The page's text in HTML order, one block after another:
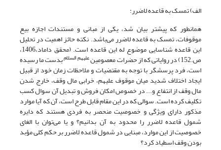
الف) تمسک به قاعده لاضرر:
همانطور که پیشتر بیان شد، یکی از مبانی و مستندات اجازه بیع
موقوفات، تمسک به قاعده لاضرر می‌باشد. نکته‌ حائز اهمیت در تحلیل
این قاعده شناسایی موضوع له این قاعده است. (محقق داماد،1406،
ص.152) در روایاتی که از حضرات معصومین علیهم السلامبدست ما رسیده
است، فرد پرسشگر با توجه به مقتضیات و ملاحظات زمان خود از قبیل
ایجاد اختلاف شدید میان موقوف علیهم، خرابی مال وقف، خارج شدن
مال وقف از انتفاع و... در خصوص امکان فروش و تبدیل آن سوال کسب
تکلیف کرده است. سوالی که در این مقام قابل طرح است، آن که آیا موارد
مذکور دارای ویژگی و خصوصیت منحصر به فردی هستند که دایره
شمول قاعده لاضرر را محدود به آن بدانیم؟ و یا می‌توان با الغای
خصوصیت از این موارد، مبنایی در شمول قاعده لاضرر بر حکم کلی مؤبد
بودن وقف اسطیاد کرد؟